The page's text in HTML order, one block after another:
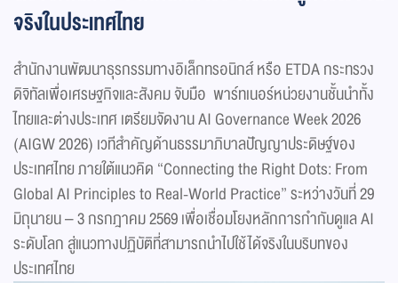
จริงในประเทศไทย
สำนักงานพัฒนาธุรกรรมทางอิเล็กทรอนิกส์ หรือ ETDA กระทรวง
ดิจิทัลเพื่อเศรษฐกิจและสังคม จับมือ พาร์ทเนอร์หน่วยงานชั้นนำทั้ง
ไทยและต่างประเทศ เตรียมจัดงาน AI Governance Week 2026
(AIGW 2026) เวทีสำคัญด้านธรรมาภิบาลปัญญาประดิษฐ์ของ
ประเทศไทย ภายใต้แนวคิด “Connecting the Right Dots: From
Global AI Principles to Real-World Practice” ระหว่างวันที่ 29
มิถุนายน – 3 กรกฎาคม 2569 เพื่อเชื่อมโยงหลักการกำกับดูแล AI
ระดับโลก สู่แนวทางปฏิบัติที่สามารถนำไปใช้ได้จริงในบริบทของ
ประเทศไทย